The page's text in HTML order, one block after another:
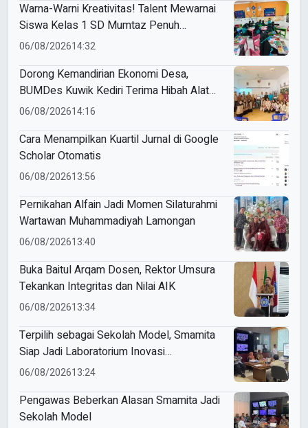
Warna-Warni Kreativitas! Talent Mewarnai
Siswa Kelas 1 SD Mumtaz Penuh
Keceriaan
06/08/202614:32
Dorong Kemandirian Ekonomi Desa,
BUMDes Kuwik Kediri Terima Hibah Alat
Pencetak Briket Biomassa Briqpress
06/08/202614:16
Cara Menampilkan Kuartil Jurnal di Google
Scholar Otomatis
06/08/202613:56
Pernikahan Alfain Jadi Momen Silaturahmi
Wartawan Muhammadiyah Lamongan
06/08/202613:40
Buka Baitul Arqam Dosen, Rektor Umsura
Tekankan Integritas dan Nilai AIK
06/08/202613:34
Terpilih sebagai Sekolah Model, Smamita
Siap Jadi Laboratorium Inovasi
Pembelajaran AI
06/08/202613:24
Pengawas Beberkan Alasan Smamita Jadi
Sekolah Model